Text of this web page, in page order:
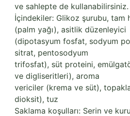
ve sahlepte de kullanabilirsiniz.
İçindekiler: Glikoz şurubu, tam
(palm yağı), asitlik düzenleyici
(dipotasyum fosfat, sodyum
sitrat, pentosodyum
trifosfat), süt proteini,
ve digliseritleri), aroma
vericiler (krema ve süt),
dioksit), tuz
Saklama koşulları: Serin ve